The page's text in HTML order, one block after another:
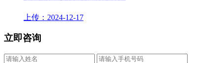
上传：2024-12-17
立即咨询